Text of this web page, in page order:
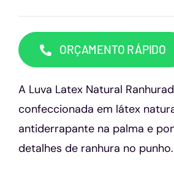
Contato
ORÇAMENTO RÁPIDO
A Luva Latex Natural
confeccionada em látex
antiderrapante na palma e
detalhes de ranhura no punho.